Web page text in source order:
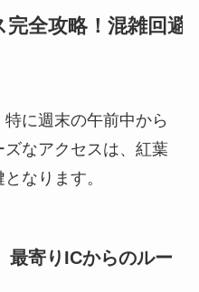
全攻略！混雑回避
に週末の午前中から
なアクセスは、紅葉
なります。
最寄りICからのルー